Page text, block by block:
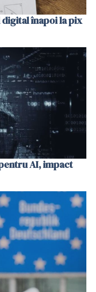
digital înapoi la pix
AI, impact